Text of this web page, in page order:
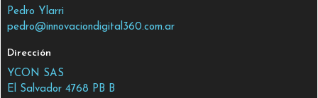
Pedro Ylarri
pedro@innovaciondigital360.com.ar
Dirección
YCON SAS
El Salvador 4768 PB B